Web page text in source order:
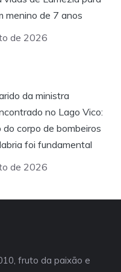
menino de 7 anos
de 2026
da ministra
no Lago Vico:
do corpo de bombeiros
foi fundamental
de 2026
fruto da paixão e